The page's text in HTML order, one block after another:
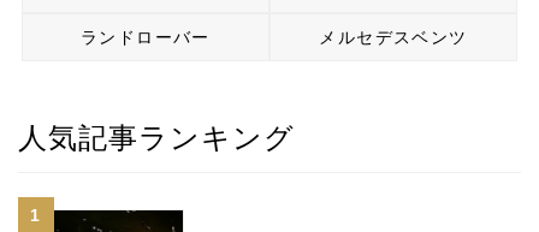
ランドローバー メルセデスベンツ
人気記事ランキング